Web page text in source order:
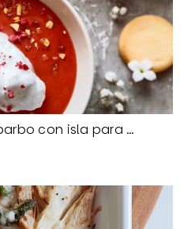
Crema de fresa y ruibarbo con isla para Camille